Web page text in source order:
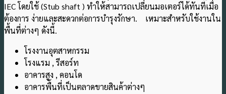
IEC โดยใช้ (Stub shaft ) ทําให้สามารถเปลี่ยนมอเตอร์ได้ทันทีเมื่อ
ต้องการ ง่ายและสะดวกต่อการบำรุงรักษา. เหมาะสําหรับใช้งานใน
พื้นที่ต่างๆ ดังนี้.
โรงงานอุตสาหกรรม
โรงแรม , รีสอร์ท
อาคารสูง , คอนโด
อาคารพื้นที่เป็นตลาดขายสินค้าต่างๆ